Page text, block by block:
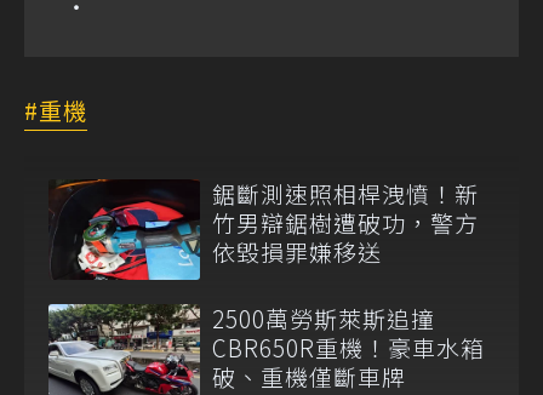
重機
鋸斷測速照相桿洩憤！新
竹男辯鋸樹遭破功，警方
依毀損罪嫌移送
2500萬勞斯萊斯追撞
CBR650R重機！豪車水箱
破、重機僅斷車牌